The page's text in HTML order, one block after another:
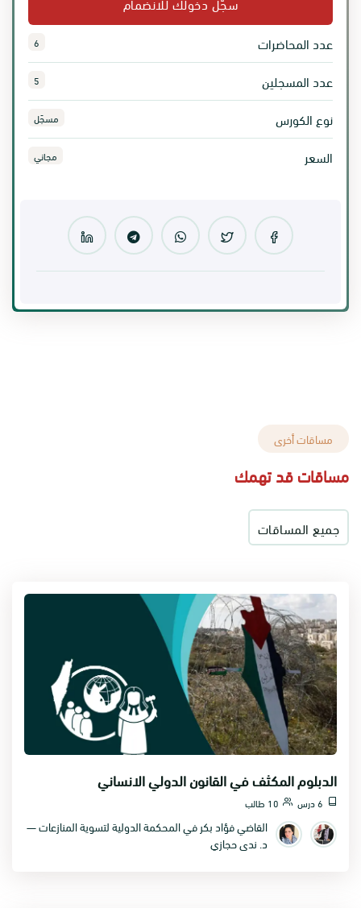
عدد المحاضرات
6
عدد المسجلين 5
نوع الكورس مسجّل
السعر مجاني
مساقات أخرى
مساقات قد تهمك
جميع المساقات
الدبلوم المكثف في القانون الدولي الانساني
6 درس 10 طالب
القاضي فؤاد بكر في المحكمة الدولية لتسوية المنازعات —
د. ندى حجازي